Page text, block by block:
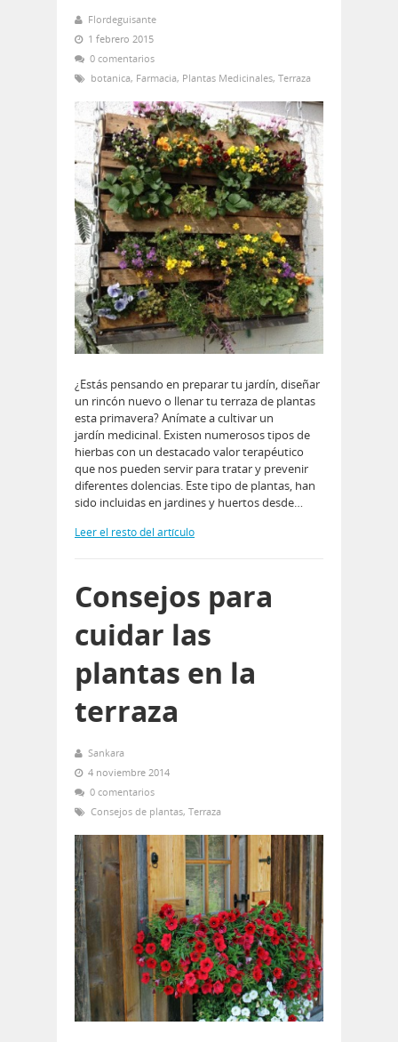
Flordeguisante
1 febrero 2015
0 comentarios
botanica, Farmacia, Plantas Medicinales, Terraza
¿Estás pensando en preparar tu jardín, diseñar
un rincón nuevo o llenar tu terraza de plantas
esta primavera? Anímate a cultivar un
jardín medicinal. Existen numerosos tipos de
hierbas con un destacado valor terapéutico
que nos pueden servir para tratar y prevenir
diferentes dolencias. Este tipo de plantas, han
sido incluidas en jardines y huertos desde…
Leer el resto del artículo
Consejos para
cuidar las
plantas en la
terraza
Sankara
4 noviembre 2014
0 comentarios
Consejos de plantas, Terraza